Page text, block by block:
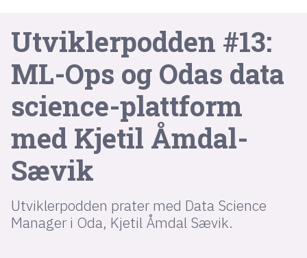
Utviklerpodden #13:
ML-Ops og Odas data
science-plattform
med Kjetil Åmdal-
Sævik
Utviklerpodden prater med Data Science
Manager i Oda, Kjetil Åmdal Sævik.
kode24-klubben
LinkedIn
Bluesky
Facebook
annonsepriser
annonseguide
suksesshistorier
Bli firmapartner